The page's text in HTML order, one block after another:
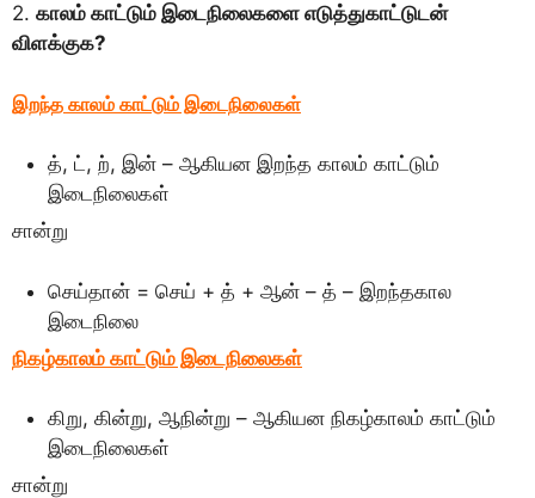
2. காலம் காட்டும் இடைநிலைகளை எடுத்துகாட்டுடன்
விளக்குக?
இறந்த காலம் காட்டும் இடைநிலைகள்
த், ட், ற், இன் – ஆகியன இறந்த காலம் காட்டும்
இடைநிலைகள்
சான்று
செய்தான் = செய் + த் + ஆன் – த் – இறந்தகால
இடைநிலை
நிகழ்காலம் காட்டும் இடைநிலைகள்
கிறு, கின்று, ஆநின்று – ஆகியன நிகழ்காலம் காட்டும்
இடைநிலைகள்
சான்று